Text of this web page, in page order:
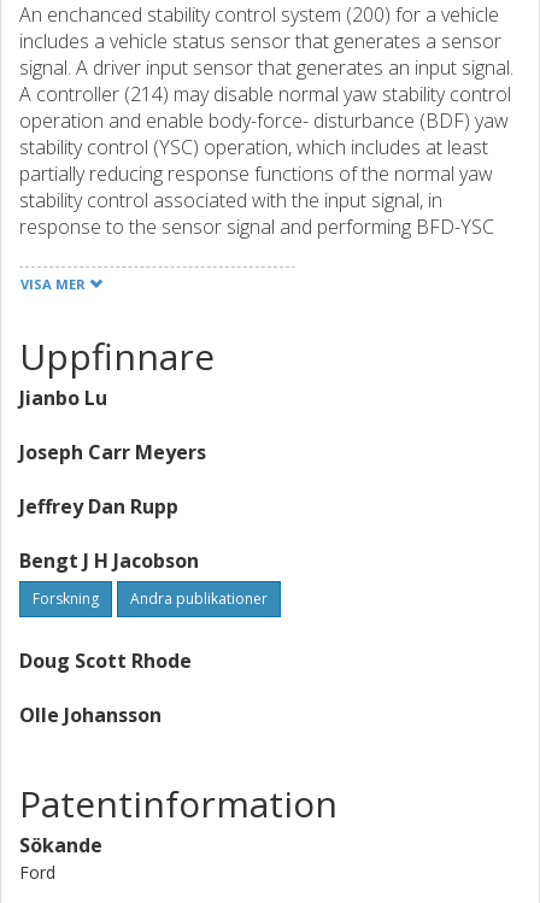
An enchanced stability control system (200) for a vehicle
includes a vehicle status sensor that generates a sensor
signal. A driver input sensor that generates an input signal.
A controller (214) may disable normal yaw stability control
operation and enable body-force- disturbance (BDF) yaw
stability control (YSC) operation, which includes at least
partially reducing response functions of the normal yaw
stability control associated with the input signal, in
response to the sensor signal and performing BFD-YSC
the detection of BFD reception. The controller (214) may
vehicle status sensor. The controller (214) disregards
information associated with the improperly
functioning/inoperative vehicle status sensor, and
continues to perform enhanced yaw stability control
operations. Read more:
http://www.faqs.org/patents/app/
VISA MER
Uppfinnare
Jianbo Lu
Joseph Carr Meyers
Jeffrey Dan Rupp
Bengt J H Jacobson
Forskning Andra publikationer
Doug Scott Rhode
Olle Johansson
Patentinformation
Sökande
Ford